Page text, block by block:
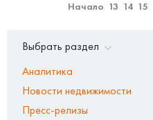
Начало 13 14 15
Выбрать раздел
Аналитика
Новости недвижимости
Пресс-релизы